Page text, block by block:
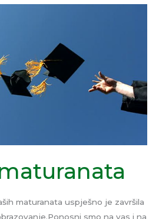
maturanata uspješno je završila
smo na vas i na